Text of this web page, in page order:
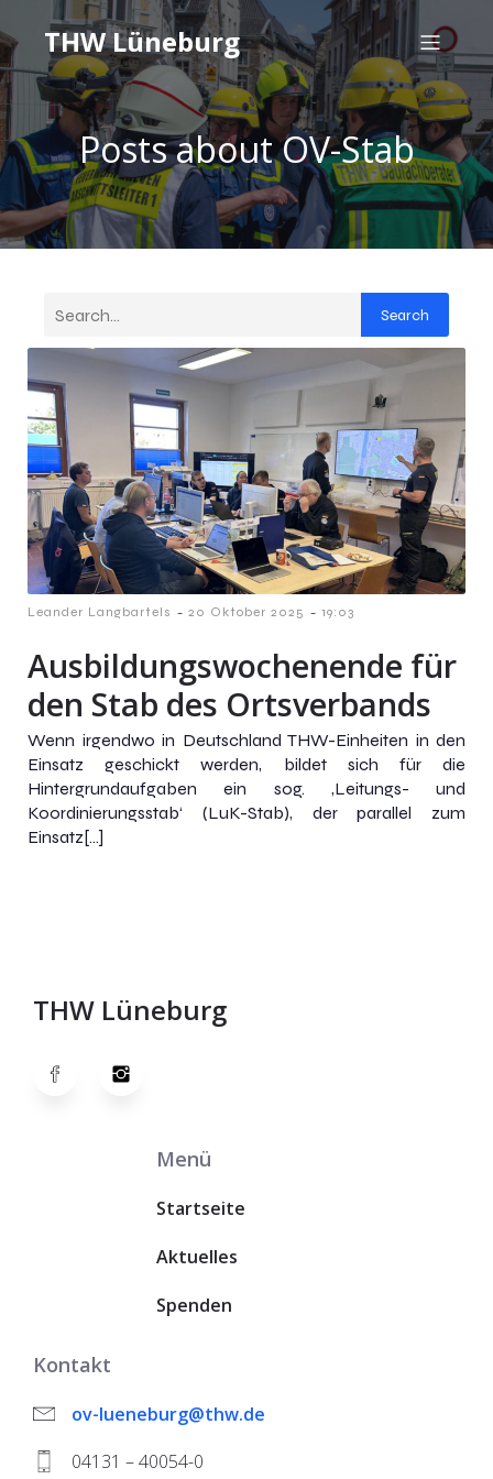
THW Lüneburg
Posts about OV-Stab
Search
Leander Langbartels - 20 Oktober 2025 - 19:03
Ausbildungswochenende für
den Stab des Ortsverbands
Wenn irgendwo in Deutschland THW-Einheiten in den
Einsatz geschickt werden, bildet sich für die
Hintergrundaufgaben ein sog. ‚Leitungs- und
Koordinierungsstab‘ (LuK-Stab), der parallel zum
Einsatz[…]
THW Lüneburg
Menü
Startseite
Aktuelles
Spenden
Kontakt
ov-lueneburg@thw.de
04131 – 40054-0